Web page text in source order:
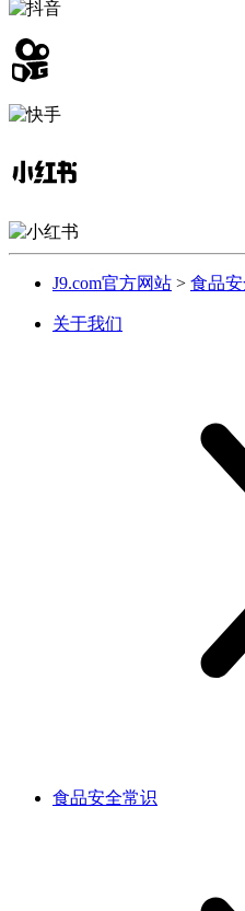
J9.com官方网站 > 食品
关于我们
食品安全常识